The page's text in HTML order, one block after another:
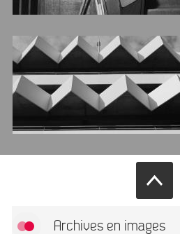
Archives en images